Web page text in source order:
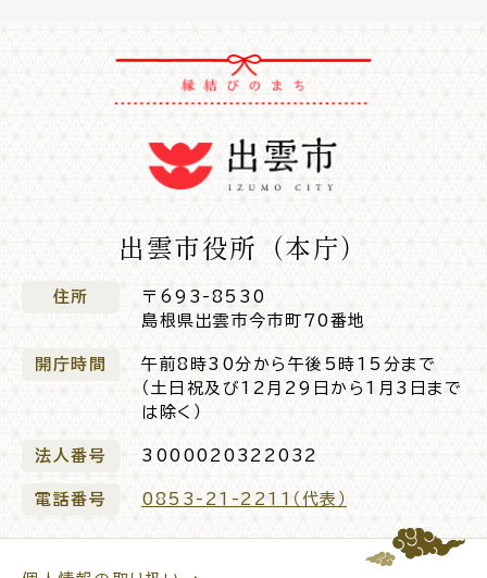
ごみ出し
おたすけア
プリ
各種申請書・
ウンロード
出雲市役所（本庁）
住所
〒693-8530
島根県出雲市今市町70番地
開庁時間
午前8時30分から午後5時15分まで
（土日祝及び12月29日から1月3日まで
は除く）
法人番号 3000020322032
電話番号 0853-21-2211（代表）